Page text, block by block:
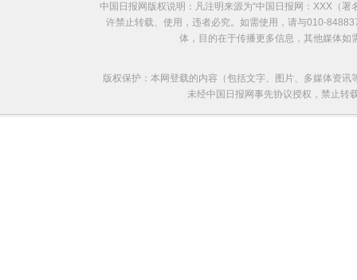
中国日报网版权说明：凡注明来源为“中国日报网：XXX（
许禁止转载、使用，违者必究。如需使用，请与010-
体，目的在于传播更多信息，其他媒体
版权保护：本网登载的内容（包括文字、图片、多媒体资
未经中国日报网事先协议授权，禁止转